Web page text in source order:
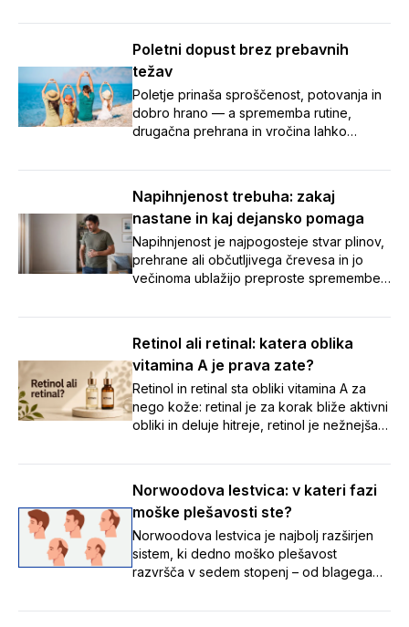
Poletni dopust brez prebavnih
težav
Poletje prinaša sproščenost, potovanja in
dobro hrano — a sprememba rutine,
drugačna prehrana in vročina lahko
Napihnjenost, zaprtje in potovalna driska
spremljevalci. V članku smo zbrali sedem
preprostih nasvetov, s katerimi boste tudi
na poti poskrbeli za urejeno prebavo in
brezskrben oddih. 🌞
Napihnjenost trebuha: zakaj
nastane in kaj dejansko pomaga
Napihnjenost je najpogosteje stvar plinov,
prehrane ali občutljivega črevesa in jo
večinoma ublažijo preproste spremembe
pa je varneje čim prej k zdravniku kot
Retinol ali retinal: katera oblika
vitamina A je prava zate?
Retinol in retinal sta obliki vitamina A za
nego kože: retinal je za korak bliže aktivni
obliki in deluje hitreje, retinol je nežnejša
prava za vašo kožo.
Norwoodova lestvica: v kateri fazi
moške plešavosti ste?
Norwoodova lestvica je najbolj razširjen
sistem, ki dedno moško plešavost
razvršča v sedem stopenj – od blagega
redčenja las – ter tako pomaga